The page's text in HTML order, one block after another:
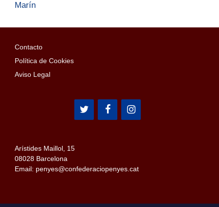
Marín
Contacto
Política de Cookies
Aviso Legal
Arístides Maillol, 15
08028 Barcelona
Email: penyes@confederaciopenyes.cat